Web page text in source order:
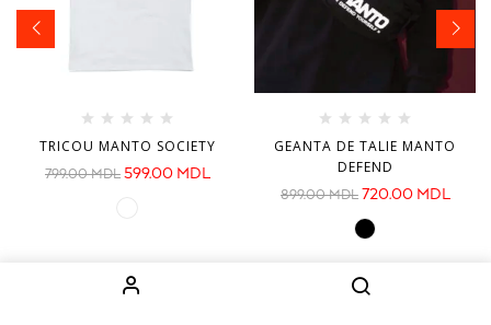
TRICOU MANTO SOCIETY
799.00MDL 599.00 MDL
GEANTA DE TALIE MANTO
DEFEND
899.00MDL 720.00 MDL